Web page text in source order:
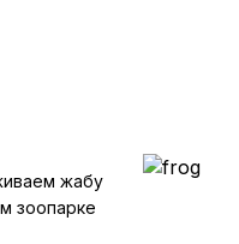
жабу
зоопарке